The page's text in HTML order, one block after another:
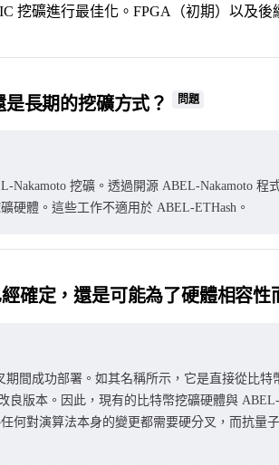
挖礦進行最佳化。FPGA（初期）以及後
長期的挖礦方式？ 問題
Nakamoto 挖礦。透過開源 ABEL-Nakamoto 程
硬體。這些工作不適用於 ABEL-ETHash。
確定，還是可能為了硬體相容性
期間成功部署。如其名稱所示，它是直接從比特
良版本。因此，現有的比特幣挖礦硬體與 ABEL-
對演算法本身的變更都需要硬分叉，而抗量